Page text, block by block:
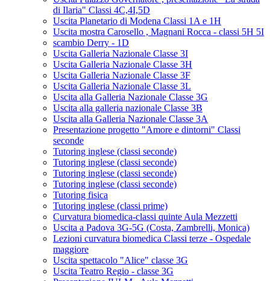
di Ilaria" Classi 4C,4I,5D
Uscita Planetario di Modena Classi 1A e 1H
Uscita mostra Carosello , Magnani Rocca - classi 5H 5I
scambio Derry - 1D
Uscita Galleria Nazionale Classe 3I
Uscita Galleria Nazionale Classe 3H
Uscita Galleria Nazionale Classe 3F
Uscita Galleria Nazionale Classe 3L
Uscita alla Galleria Nazionale Classe 3G
Uscita alla galleria nazionale Classe 3B
Uscita alla Galleria Nazionale Classe 3A
Presentazione progetto "Amore e dintorni" Classi
seconde
Tutoring inglese (classi seconde)
Tutoring inglese (classi seconde)
Tutoring inglese (classi seconde)
Tutoring inglese (classi seconde)
Tutoring fisica
Tutoring inglese (classi prime)
Curvatura biomedica-classi quinte Aula Mezzetti
Uscita a Padova 3G-5G (Costa, Zambrelli, Monica)
Lezioni curvatura biomedica Classi terze - Ospedale
maggiore
Uscita spettacolo "Alice" classe 3G
Uscita Teatro Regio - classe 3G